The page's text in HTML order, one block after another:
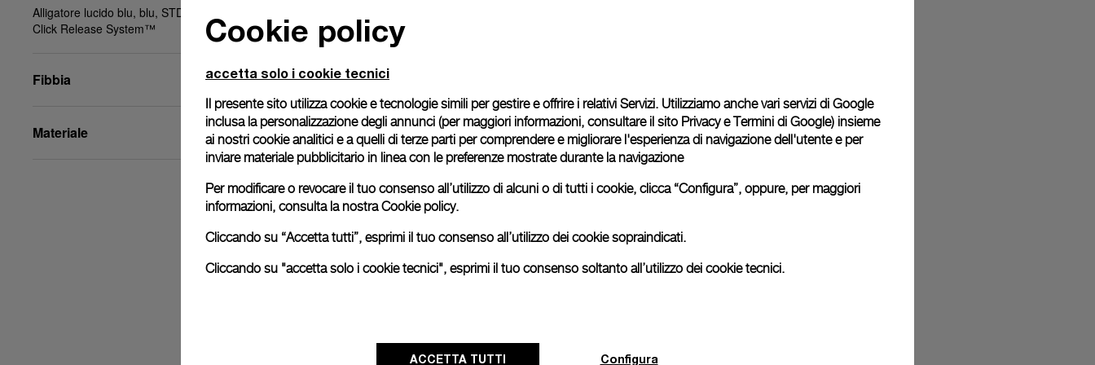
Continua a leggere
esattamente al prodotto reale.
Alligatore lucido blu, blu, STD, 20/18, BA, PAM
Click Release System™
Fibbia
Materiale
Cookie policy
accetta solo i cookie tecnici
Il presente sito utilizza cookie e tecnologie simili per gestire e offrire i relativi Servizi. Utilizziamo anche vari servizi di Google
inclusa la personalizzazione degli annunci (per maggiori informazioni, consultare il sito Privacy e Termini di Google) insieme
ai nostri cookie analitici e a quelli di terze parti per comprendere e migliorare l'esperienza di navigazione dell'utente e per
inviare materiale pubblicitario in linea con le preferenze mostrate durante la navigazione
Per modificare o revocare il tuo consenso all’utilizzo di alcuni o di tutti i cookie, clicca “Configura”, oppure, per maggiori
informazioni, consulta la nostraCookie policy.
Cliccando su “Accetta tutti”, esprimi il tuo consenso all’utilizzo dei cookie sopraindicati.
Cliccando su "accetta solo i cookie tecnici", esprimi il tuo consenso soltanto all’utilizzo dei cookie tecnici.
ACCETTA TUTTI Configura